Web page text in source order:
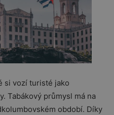
si vozí turisté jako
Tabákový průmysl má na
období. Díky